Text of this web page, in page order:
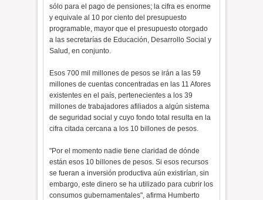
sólo para el pago de pensiones; la cifra es enorme
y equivale al 10 por ciento del presupuesto
programable, mayor que el presupuesto otorgado
a las secretarías de Educación, Desarrollo Social y
Salud, en conjunto.
Esos 700 mil millones de pesos se irán a las 59
millones de cuentas concentradas en las 11 Afores
existentes en el país, pertenecientes a los 39
millones de trabajadores afiliados a algún sistema
de seguridad social y cuyo fondo total resulta en la
cifra citada cercana a los 10 billones de pesos.
"Por el momento nadie tiene claridad de dónde
están esos 10 billones de pesos. Si esos recursos
se fueran a inversión productiva aún existirían, sin
embargo, este dinero se ha utilizado para cubrir los
consumos gubernamentales", afirma Humberto